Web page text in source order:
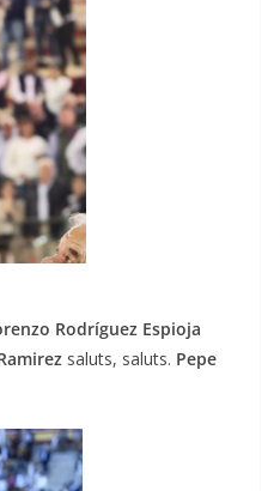
Rodríguez Espioja
saluts, saluts. Pepe
la feria des
émotions
Olivier Castelnau